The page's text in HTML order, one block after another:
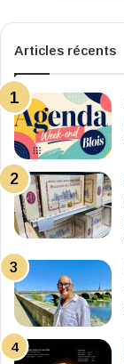
Articles récents